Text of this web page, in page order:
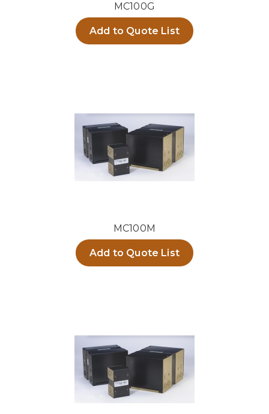
MC100G
Add to Quote List
MC100M
Add to Quote List